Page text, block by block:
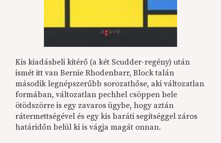
Kis kiadásbeli kitérő (a két Scudder-regény) után
ismét itt van Bernie Rhodenbarr, Block talán
második legnépszerűbb sorozathőse, aki változatlan
formában, változatlan pechhel csöppen bele
ötödszörre is egy zavaros ügybe, hogy aztán
rátermettségével és egy kis baráti segítséggel záros
határidőn belül ki is vágja magát onnan.